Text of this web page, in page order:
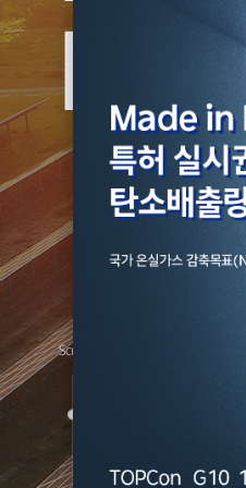
for
Scroll